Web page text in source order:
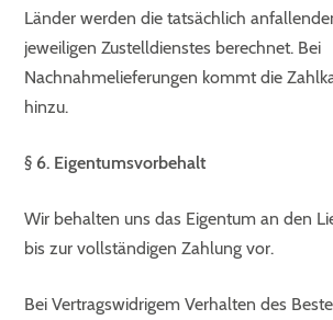
Länder werden die tatsächlich
jeweiligen Zustelldienstes berechnet. Bei
Nachnahmelieferungen kommt die
hinzu.
§ 6. Eigentumsvorbehalt
Wir behalten uns das Eigentum an den
bis zur vollständigen Zahlung vor.
Bei Vertragswidrigem Verhalten des